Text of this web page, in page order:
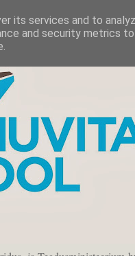
its services and to
and security metrics